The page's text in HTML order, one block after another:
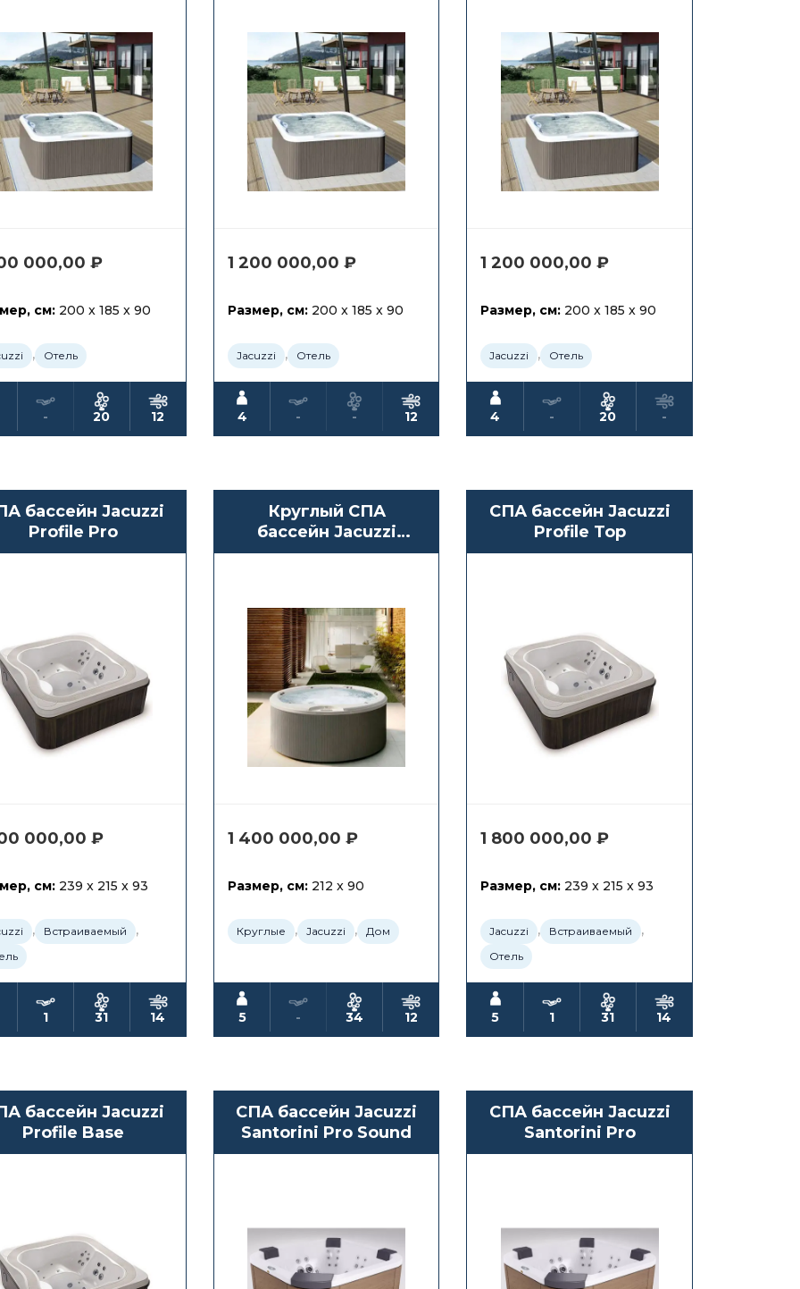
000,00 ₽
см:200 x 185 x 90
, Отель
- 20 12
1 200 000,00 ₽
Размер, см:200 x 185 x 90
Jacuzzi , Отель
4 - - 12
1 200 000,00₽
Размер, см: 200 x 185 x 90
Jacuzzi , Отель
4 - 20 -
бассейн Jacuzzi
Profile Pro
000,00 ₽
см:239 x 215 x 93
, Встраиваемый ,
1 31 14
Круглый СПА
бассейн Jacuzzi
Alimia
1 400 000,00 ₽
Размер, см:212 x 90
Круглые , Jacuzzi , Дом
5 - 34 12
СПА бассейн Jacuzzi
Profile Top
1 800 000,00₽
Размер, см: 239 x 215 x 93
Jacuzzi , Встраиваемый ,
Отель
5 1 31 14
бассейн Jacuzzi
Profile Base
СПА бассейн Jacuzzi
Santorini Pro Sound
СПА бассейн Jacuzzi
Santorini Pro